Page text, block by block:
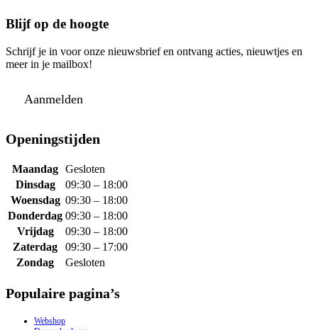
Blijf op de hoogte
Schrijf je in voor onze nieuwsbrief en ontvang acties, nieuwtjes en
meer in je mailbox!
Aanmelden
Openingstijden
Maandag Gesloten
Dinsdag
09:30 – 18:00
Woensdag 09:30 – 18:00
Donderdag 09:30 – 18:00
Vrijdag
09:30 – 18:00
Zaterdag
09:30 – 17:00
Zondag
Gesloten
Populaire pagina’s
Webshop